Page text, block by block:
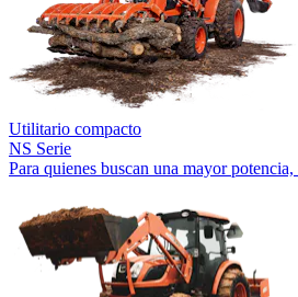
Utilitario compacto
NS Serie
Para quienes buscan una mayor